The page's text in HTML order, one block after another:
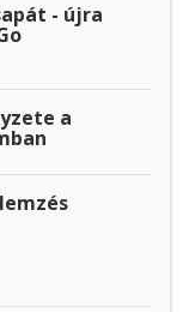
- újra
a